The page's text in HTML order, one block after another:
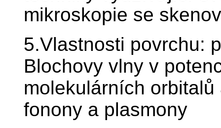
mikroskopie se
5.Vlastnosti povrchu:
Blochovy vlny v
molekulárních
fonony a plasmony